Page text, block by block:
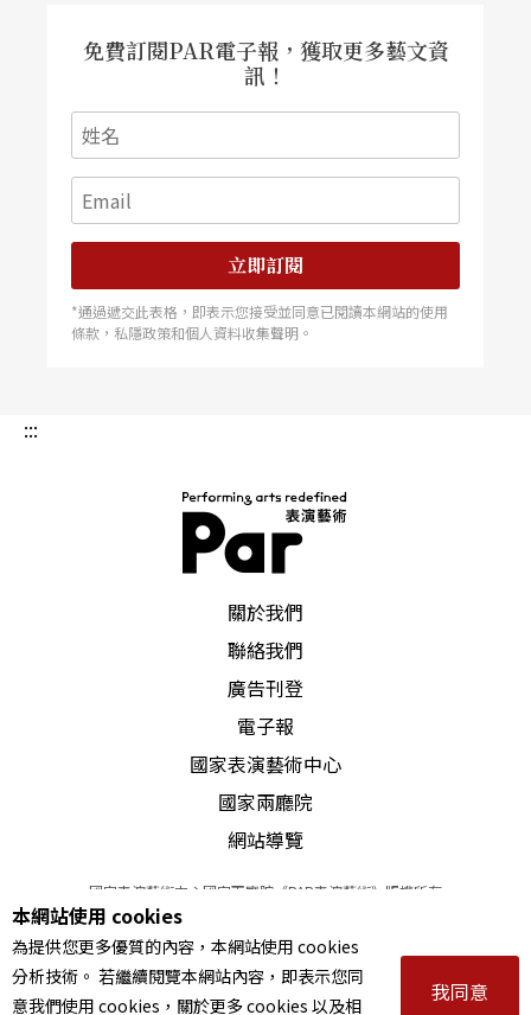
免費訂閱PAR電子報，獲取更多藝文資
訊！
立即訂閱
*通過遞交此表格，即表示您接受並同意已閱讀本網站的使用
條款，私隱政策和個人資料收集聲明。
:::
關於我們
聯絡我們
廣告刊登
電子報
國家表演藝術中心
國家兩廳院
網站導覽
國家表演藝術中心國家兩廳院《PAR表演藝術》版權所有
© 2022Performing arts redefined. All Rights Reserved
統一編號 Tax Id number 00973926
本站所提供相關演出資訊，如有異動應以主辦單位公告為準。
服務條款｜隱私權聲明｜著作權聲明
本網站使用 cookies
為提供您更多優質的內容，本網站使用 cookies
分析技術。 若繼續閱覽本網站內容，即表示您同
意我們使用 cookies，關於更多 cookies 以及相
我同意